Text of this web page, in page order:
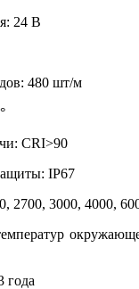
24 В
480 шт/м
CRI>90
IP67
2700, 3000, 4000,
года